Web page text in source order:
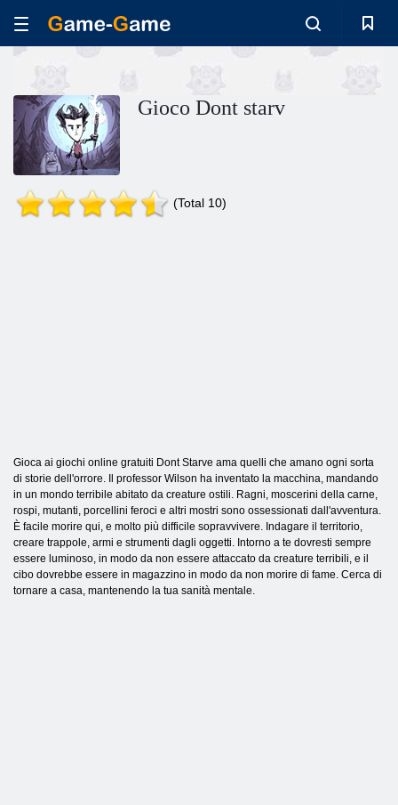
Gioco Dont starv
(Total 10)
Gioca ai giochi online gratuiti Dont Starve ama quelli che amano ogni sorta
di storie dell'orrore. Il professor Wilson ha inventato la macchina, mandando
in un mondo terribile abitato da creature ostili. Ragni, moscerini della carne,
rospi, mutanti, porcellini feroci e altri mostri sono ossessionati dall'avventura.
È facile morire qui, e molto più difficile sopravvivere. Indagare il territorio,
creare trappole, armi e strumenti dagli oggetti. Intorno a te dovresti sempre
essere luminoso, in modo da non essere attaccato da creature terribili, e il
cibo dovrebbe essere in magazzino in modo da non morire di fame. Cerca di
tornare a casa, mantenendo la tua sanità mentale.